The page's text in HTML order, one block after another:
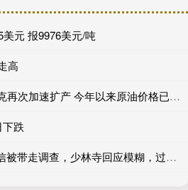
元 报9976美元/吨
高
兴启网 原则同意！欧佩克再次加速扩产 今年以来原油价格已回落13.77%
跌
配资网 大瓜！方丈释永信被带走调查，少林寺回应模糊，过往争议再被扒_问题_消息_商业化